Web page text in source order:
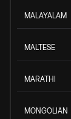
MALAYALAM
MALTESE
MARATHI
MONGOLIAN